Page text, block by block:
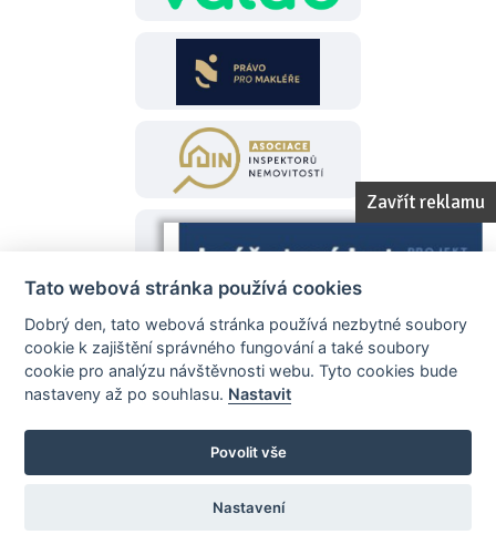
Zavřít reklamu
Tato webová stránka používá cookies
Dobrý den, tato webová stránka používá nezbytné soubory
cookie k zajištění správného fungování a také soubory
cookie pro analýzu návštěvnosti webu. Tyto cookies bude
nastaveny až po souhlasu. Nastavit
Povolit vše
Nastavení